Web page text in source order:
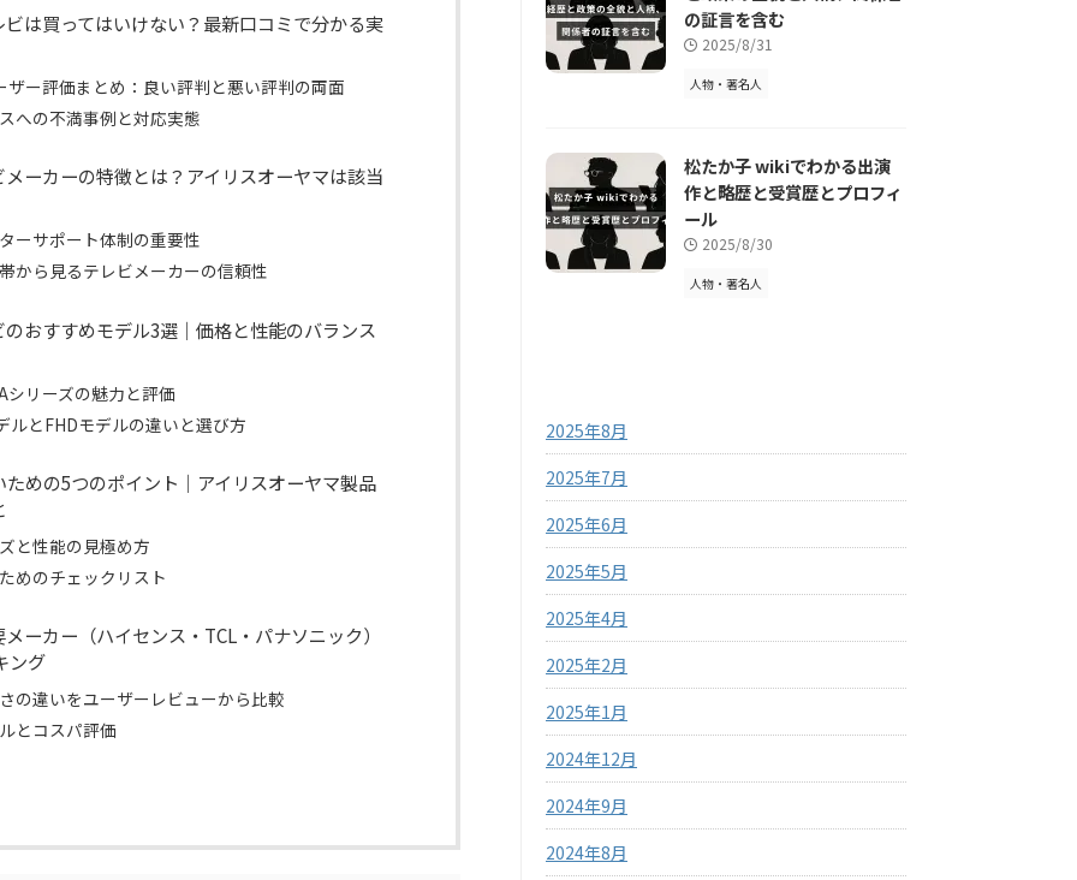
は買ってはいけない？最新口コミで分かる実
ー評価まとめ：良い評判と悪い評判の両面
への不満事例と対応実態
ーカーの特徴とは？アイリスオーヤマは該当
ーサポート体制の重要性
から見るテレビメーカーの信頼性
おすすめモデル3選｜価格と性能のバランス
シリーズの魅力と評価
ルとFHDモデルの違いと選び方
めの5つのポイント｜アイリスオーヤマ製品
と性能の見極め方
めのチェックリスト
ーカー（ハイセンス・TCL・パナソニック）
ング
の違いをユーザーレビューから比較
とコスパ評価
の証言を含む
2025/8/31
人物・著名人
松たか子 wikiでわかる出演
作と略歴と受賞歴とプロフィ
ール
2025/8/30
人物・著名人
2025年8月
2025年7月
2025年6月
2025年5月
2025年4月
2025年2月
2025年1月
2024年12月
2024年9月
2024年8月